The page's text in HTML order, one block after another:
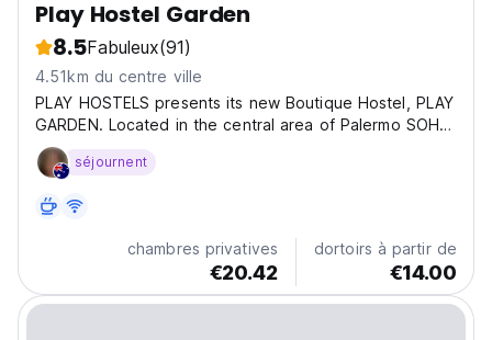
Play Hostel Garden
8.5Fabuleux(91)
4.51km du centre ville
PLAY HOSTELS presents its new Boutique Hostel, PLAY
GARDEN. Located in the central area of Palermo SOHO,
this Tudor-style house, declared a Historical Heritage
of the City of Buenos Aires, preserves its characteristic
séjournent
chambres privatives
€20.42
dortoirs à partir de
€14.00